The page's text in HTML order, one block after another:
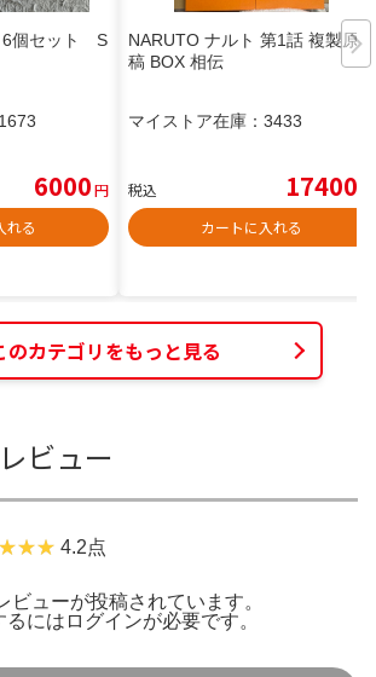
6個セット S
1673
6000円
れる
NARUTO ナルト 第1話 複製原
稿 BOX 相伝
マイストア在庫： 3433
税込 17400
カートに入れる
のカテゴリをもっと見る
ビュー
4.2点
ビューが投稿されています。
るには ログインが必要です。